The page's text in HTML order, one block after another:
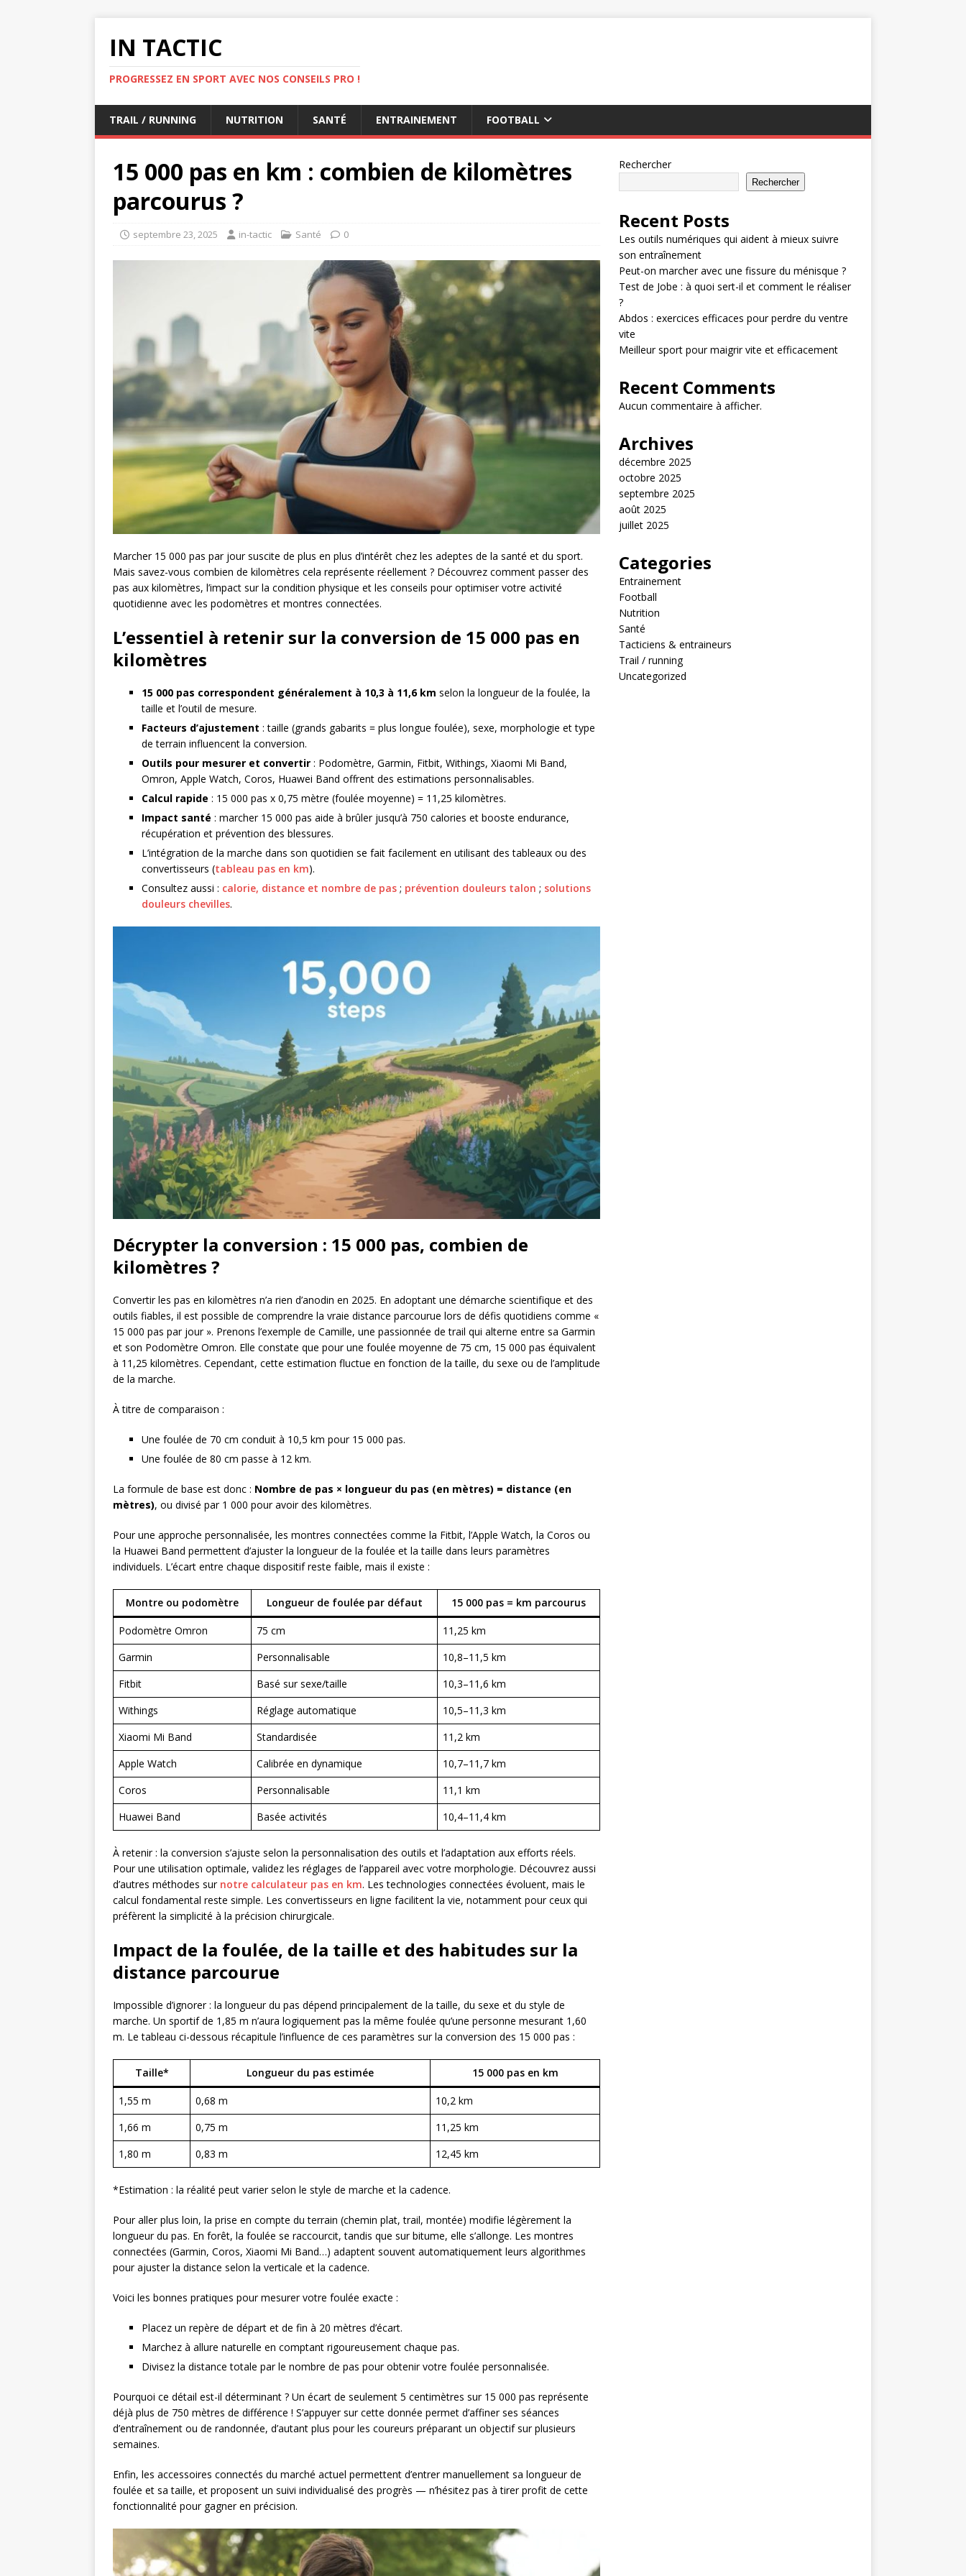
IN TACTIC
PROGRESSEZ EN SPORT AVEC NOS CONSEILS PRO !
TRAIL / RUNNING NUTRITION SANTÉ ENTRAINEMENT FOOTBALL
15 000 pas en km : combien de kilomètres
parcourus ?
septembre 23, 2025 in-tactic Santé 0
Marcher 15 000 pas par jour suscite de plus en plus d’intérêt chez les adeptes de la santé et du sport.
Mais savez-vous combien de kilomètres cela représente réellement ? Découvrez comment passer des
pas aux kilomètres, l’impact sur la condition physique et les conseils pour optimiser votre activité
quotidienne avec les podomètres et montres connectées.
L’essentiel à retenir sur la conversion de 15 000 pas en
kilomètres
15 000 pas correspondent généralement à 10,3 à 11,6 km selon la longueur de la foulée, la
taille et l’outil de mesure.
Facteurs d’ajustement : taille (grands gabarits = plus longue foulée), sexe, morphologie et type
de terrain influencent la conversion.
Outils pour mesurer et convertir : Podomètre, Garmin, Fitbit, Withings, Xiaomi Mi Band,
Omron, Apple Watch, Coros, Huawei Band offrent des estimations personnalisables.
Calcul rapide : 15 000 pas x 0,75 mètre (foulée moyenne) = 11,25 kilomètres.
Impact santé : marcher 15 000 pas aide à brûler jusqu’à 750 calories et booste endurance,
récupération et prévention des blessures.
L’intégration de la marche dans son quotidien se fait facilement en utilisant des tableaux ou des
convertisseurs (tableau pas en km).
Consultez aussi : calorie, distance et nombre de pas ; prévention douleurs talon ; solutions
douleurs chevilles.
Décrypter la conversion : 15 000 pas, combien de
kilomètres ?
Convertir les pas en kilomètres n’a rien d’anodin en 2025. En adoptant une démarche scientifique et des
outils fiables, il est possible de comprendre la vraie distance parcourue lors de défis quotidiens comme «
15 000 pas par jour ». Prenons l’exemple de Camille, une passionnée de trail qui alterne entre sa Garmin
et son Podomètre Omron. Elle constate que pour une foulée moyenne de 75 cm, 15 000 pas équivalent
à 11,25 kilomètres. Cependant, cette estimation fluctue en fonction de la taille, du sexe ou de l’amplitude
de la marche.
À titre de comparaison :
Une foulée de 70 cm conduit à 10,5 km pour 15 000 pas.
Une foulée de 80 cm passe à 12 km.
La formule de base est donc : Nombre de pas × longueur du pas (en mètres) = distance (en
mètres), ou divisé par 1 000 pour avoir des kilomètres.
Pour une approche personnalisée, les montres connectées comme la Fitbit, l’Apple Watch, la Coros ou
la Huawei Band permettent d’ajuster la longueur de la foulée et la taille dans leurs paramètres
individuels. L’écart entre chaque dispositif reste faible, mais il existe :
Montre ou podomètre Longueur de foulée par défaut 15 000 pas = km parcourus
Podomètre Omron 75 cm
11,25 km
Garmin
Personnalisable
10,8–11,5 km
Fitbit
Basé sur sexe/taille
10,3–11,6 km
Withings
Réglage automatique
10,5–11,3 km
Xiaomi Mi Band
Standardisée
11,2 km
Apple Watch
Calibrée en dynamique
10,7–11,7 km
Coros
Personnalisable
11,1 km
Huawei Band
Basée activités 10,4–11,4 km
À retenir : la conversion s’ajuste selon la personnalisation des outils et l’adaptation aux efforts réels.
Pour une utilisation optimale, validez les réglages de l’appareil avec votre morphologie. Découvrez aussi
d’autres méthodes sur notre calculateur pas en km. Les technologies connectées évoluent, mais le
calcul fondamental reste simple. Les convertisseurs en ligne facilitent la vie, notamment pour ceux qui
préfèrent la simplicité à la précision chirurgicale.
Impact de la foulée, de la taille et des habitudes sur la
distance parcourue
Impossible d’ignorer : la longueur du pas dépend principalement de la taille, du sexe et du style de
marche. Un sportif de 1,85 m n’aura logiquement pas la même foulée qu’une personne mesurant 1,60
m. Le tableau ci-dessous récapitule l’influence de ces paramètres sur la conversion des 15 000 pas :
Taille* Longueur du pas estimée 15 000 pas en km
1,55 m 0,68 m
10,2 km
1,66 m
0,75 m
11,25 km
1,80 m
0,83 m 12,45 km
*Estimation : la réalité peut varier selon le style de marche et la cadence.
Pour aller plus loin, la prise en compte du terrain (chemin plat, trail, montée) modifie légèrement la
longueur du pas. En forêt, la foulée se raccourcit, tandis que sur bitume, elle s’allonge. Les montres
connectées (Garmin, Coros, Xiaomi Mi Band…) adaptent souvent automatiquement leurs algorithmes
pour ajuster la distance selon la verticale et la cadence.
Voici les bonnes pratiques pour mesurer votre foulée exacte :
Placez un repère de départ et de fin à 20 mètres d’écart.
Marchez à allure naturelle en comptant rigoureusement chaque pas.
Divisez la distance totale par le nombre de pas pour obtenir votre foulée personnalisée.
Pourquoi ce détail est-il déterminant ? Un écart de seulement 5 centimètres sur 15 000 pas représente
déjà plus de 750 mètres de différence ! S’appuyer sur cette donnée permet d’affiner ses séances
d’entraînement ou de randonnée, d’autant plus pour les coureurs préparant un objectif sur plusieurs
semaines.
Enfin, les accessoires connectés du marché actuel permettent d’entrer manuellement sa longueur de
foulée et sa taille, et proposent un suivi individualisé des progrès — n’hésitez pas à tirer profit de cette
fonctionnalité pour gagner en précision.
Rechercher
Rechercher
Recent Posts
Les outils numériques qui aident à mieux suivre
son entraînement
Peut-on marcher avec une fissure du ménisque ?
Test de Jobe : à quoi sert-il et comment le réaliser
?
Abdos : exercices efficaces pour perdre du ventre
vite
Meilleur sport pour maigrir vite et efficacement
Recent Comments
Aucun commentaire à afficher.
Archives
décembre 2025
octobre 2025
septembre 2025
août 2025
juillet 2025
Categories
Entrainement
Football
Nutrition
Santé
Tacticiens & entraineurs
Trail / running
Uncategorized